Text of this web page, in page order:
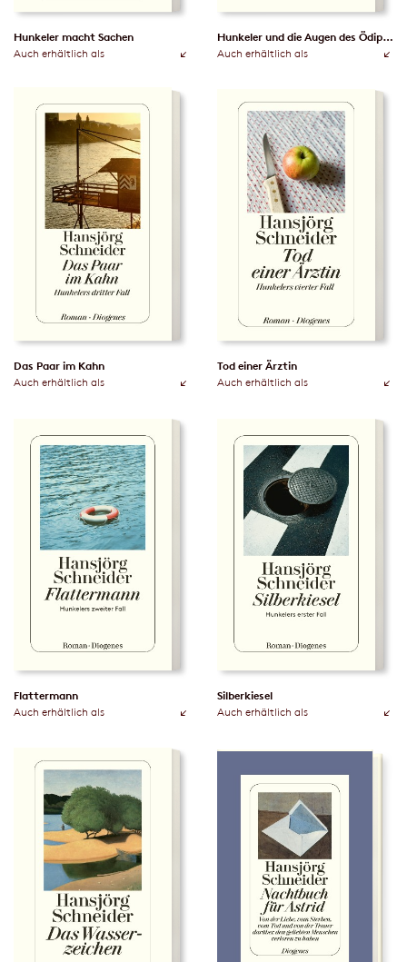
Hunkeler macht Sachen
Auch erhältlich als
Hunkeler und die Augen des Ödipus
Auch erhältlich als
Das Paar im Kahn
Auch erhältlich als
Tod einer Ärztin
Auch erhältlich als
Flattermann
Auch erhältlich als
Silberkiesel
Auch erhältlich als